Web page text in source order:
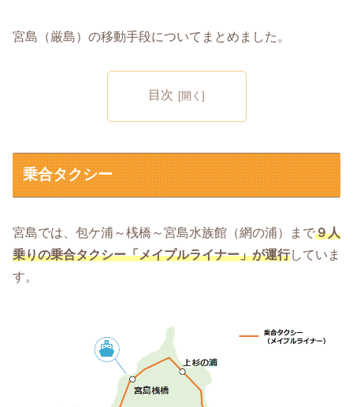
宮島（厳島）の移動手段についてまとめました。
目次
乗合タクシー
宮島では、包ケ浦～桟橋～宮島水族館（網の浦）まで９人
乗りの乗合タクシー「メイプルライナー」が運行していま
す。